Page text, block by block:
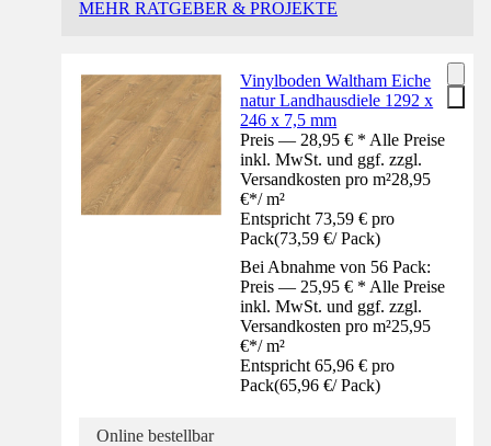
MEHR RATGEBER & PROJEKTE
Vinylboden Waltham Eiche
natur Landhausdiele 1292 x
246 x 7,5 mm
Preis — 28,95 € * Alle Preise
inkl. MwSt. und ggf. zzgl.
Versandkosten pro m²28,95
€*/ m²
Entspricht 73,59 € pro
Pack(73,59 €/ Pack)
Bei Abnahme von 56 Pack:
Preis — 25,95 € * Alle Preise
inkl. MwSt. und ggf. zzgl.
Versandkosten pro m²25,95
€*/ m²
Entspricht 65,96 € pro
Pack(65,96 €/ Pack)
Online bestellbar